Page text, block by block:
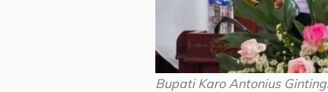
Bupati Karo Antonius